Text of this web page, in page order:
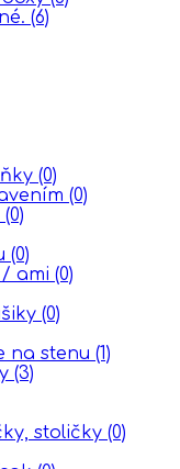
(6)
(0)
(0)
(0)
(0)
/ ami (0)
(0)
na stenu (1)
(3)
stoličky (0)